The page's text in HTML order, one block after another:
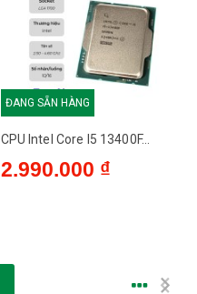
ĐANG SẴN HÀNG
CPU Intel Core I5 13400F...
2.990.000 ₫